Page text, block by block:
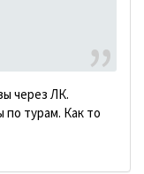
через ЛК.
турам. Как то